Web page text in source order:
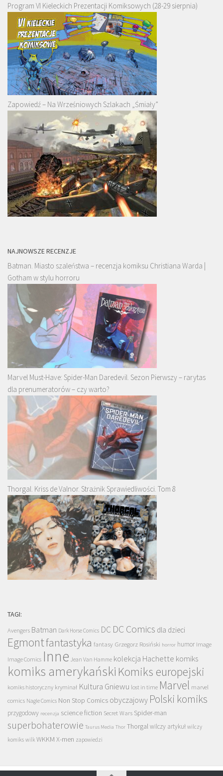
Program VI Kieleckich Prezentacji Komiksowych (28-29 sierpnia)
Zapowiedź – Na Wrześniowych Szlakach „Śmiały”
NAJNOWSZE RECENZJE
Batman. Miasto szaleństwa – recenzja komiksu Christiana Warda |
Gotham w stylu horroru
Marvel Must-Have: Spider-Man Daredevil. Sezon Pierwszy – rarytas
dla prenumeratorów – czy warto?
Thorgal. Kriss de Valnor. Strażnik Sprawiedliwości. Tom 8
TAGI:
Avengers Batman Dark Horse Comics DC DC Comics dla dzieci
Egmontfantastyka fantasy Grzegorz Rosiński horror humor Image
Image Comics Inne Jean Van Hamme kolekcja Hachette komiks
komiks amerykański Komiks europejski
komiks historyczny kryminał Kultura Gniewu lost in time Marvel marvel
comics Nagle Comics Non Stop Comics obyczajowy Polski komiks
przygodowy recenzja science fiction Secret Wars Spider-man
superbohaterowie Taurus Media Thor Thorgal wilczy artykuł wilczy
komiks wilk WKKM X-men zapowiedzi